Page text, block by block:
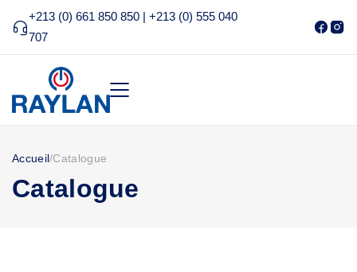
+213 (0) 661 850 850 | +213 (0) 555 040
707
Accueil/Catalogue
Catalogue